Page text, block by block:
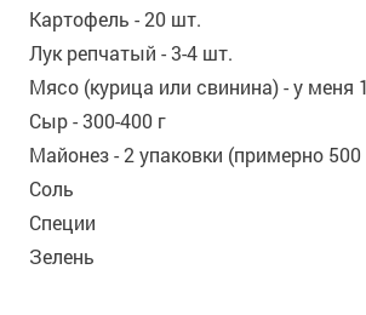
Картофель - 20 шт.
Лук репчатый - 3-4 шт.
Мясо (курица или свинина) - у меня
Сыр - 300-400 г
Майонез - 2 упаковки (примерно 500
Соль
Специи
Зелень